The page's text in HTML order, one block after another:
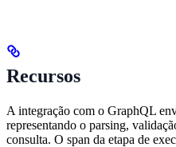
Recursos
A integração com o GraphQL
representando o parsing,
consulta. O span da etapa de